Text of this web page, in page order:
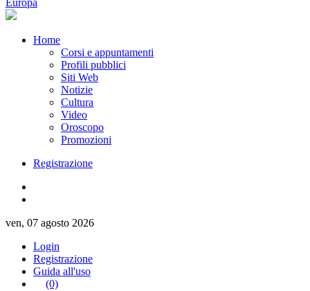
Home
Corsi e appuntamenti
Profili pubblici
Siti Web
Notizie
Cultura
Video
Oroscopo
Promozioni
Registrazione
ven, 07 agosto 2026
Login
Registrazione
Guida all'uso
(0)